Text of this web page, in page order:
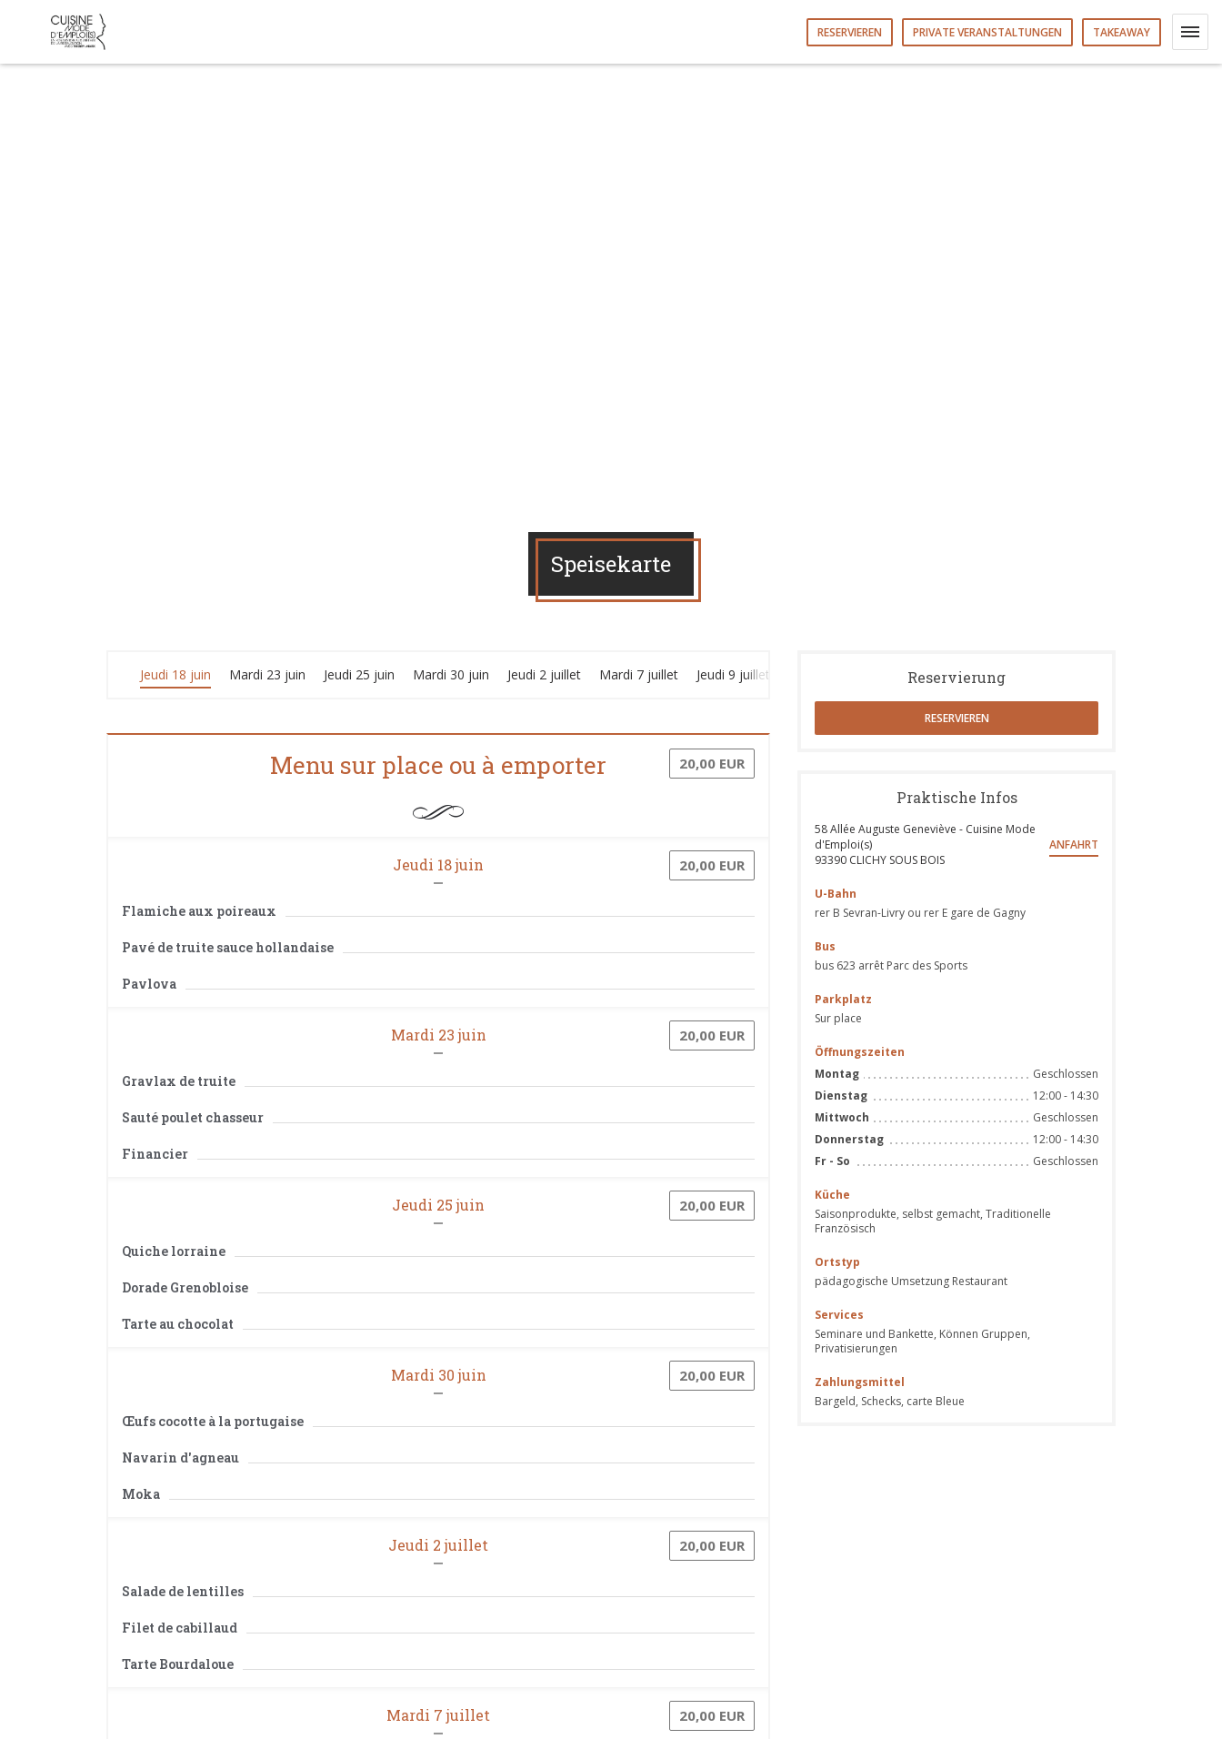
RESERVIEREN PRIVATE VERANSTALTUNGEN TAKEAWAY
Speisekarte
Jeudi 18 juin Mardi 23 juin Jeudi 25 juin Mardi 30 juin Jeudi 2 juillet Mardi 7 juillet Jeudi 9 juillet Mardi 21 juillet Jeudi 23 juillet
Menu sur place ou à emporter 20,00 EUR
Jeudi 18 juin 20,00 EUR
Flamiche aux poireaux
Pavé de truite sauce hollandaise
Pavlova
Mardi 23 juin 20,00 EUR
Gravlax de truite
Sauté poulet chasseur
Financier
Jeudi 25 juin 20,00 EUR
Quiche lorraine
Dorade Grenobloise
Tarte au chocolat
Mardi 30 juin 20,00 EUR
Œufs cocotte à la portugaise
Navarin d'agneau
Moka
Jeudi 2 juillet 20,00 EUR
Salade de lentilles
Filet de cabillaud
Tarte Bourdaloue
Mardi 7 juillet 20,00 EUR
Reservierung
RESERVIEREN
Praktische Infos
58 Allée Auguste Geneviève - Cuisine Mode
d'Emploi(s)
93390 CLICHY SOUS BOIS((öffnet ein neues Fenster))
ANFAHRT
U-Bahn
rer B Sevran-Livry ou rer E gare de Gagny
Bus
bus 623 arrêt Parc des Sports
Parkplatz
Sur place
Öffnungszeiten
Montag
Geschlossen
Dienstag
12:00 - 14:30
Mittwoch
Geschlossen
Donnerstag
12:00 - 14:30
Fr - So Geschlossen
Küche
Saisonprodukte, selbst gemacht, Traditionelle
Französisch
Ortstyp
pädagogische Umsetzung Restaurant
Services
Seminare und Bankette, Können Gruppen,
Privatisierungen
Zahlungsmittel
Bargeld, Schecks, carte Bleue